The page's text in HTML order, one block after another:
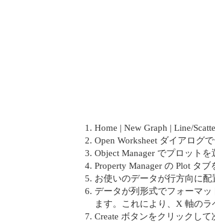
Home | New Graph | Line/
Open Worksheet ダイアログ
Object Manager でプロットを
Property Manager の Plot タブ
お使いのデータが行方向に配
データが列形式でフォーマ
ます。これにより、X 軸の
Create ボタンをクリックし